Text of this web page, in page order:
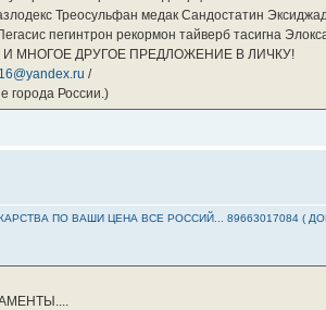
Треосульфан медак Сандостатин
пегинтрон рекормон тайверб тасигна
И МНОГОЕ ДРУГОЕ ПРЕДЛОЖЕНИЕ В ЛИЧКУ!
/
города России.)
ПО ВАШИ ЦЕНА ВСЕ РОССИЙ... 89663017084 (